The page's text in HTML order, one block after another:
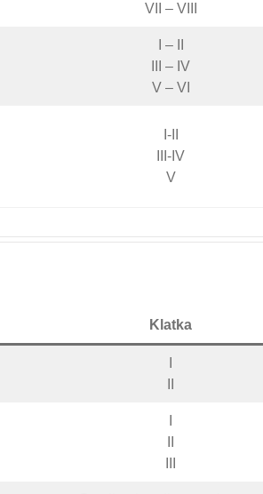
VII – VIII
I – II
III – IV
V – VI
I-II
III-IV
V
Klatka